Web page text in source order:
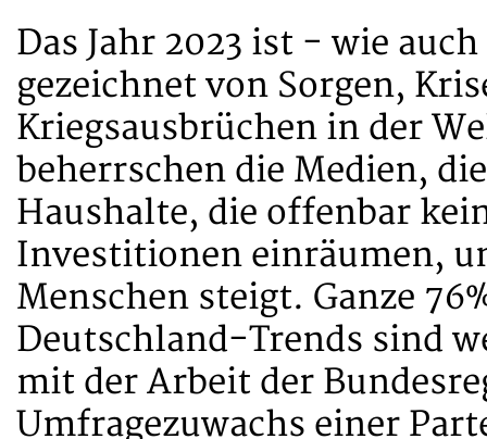
Das Jahr 2023 ist - wie
gezeichnet von Sorgen,
Kriegsausbrüchen in der
beherrschen die Medien,
Haushalte, die offenbar
Investitionen einräumen,
Menschen steigt. Ganze
Deutschland-Trends sind
mit der Arbeit der
Umfragezuwachs einer